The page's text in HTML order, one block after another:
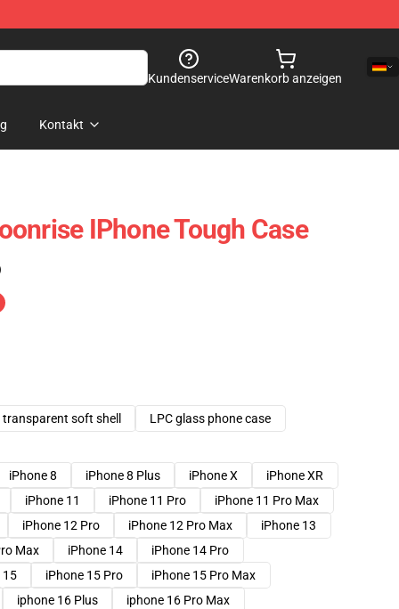
KundenserviceWarenkorb anzeigen
Kontakt
IPhone Tough Case
transparent soft shell LPC glass phone case
iPhone 8 iPhone 8 Plus iPhone X
iPhone XR
iPhone 11
iPhone 11 Pro
iPhone 11 Pro Max
iPhone 12 Pro
iPhone 12 Pro Max
iPhone 13
Max
iPhone 14
iPhone 14 Pro
15
iPhone 15 Pro
iPhone 15 Pro Max
iphone 16 Plus
iphone 16 Pro Max